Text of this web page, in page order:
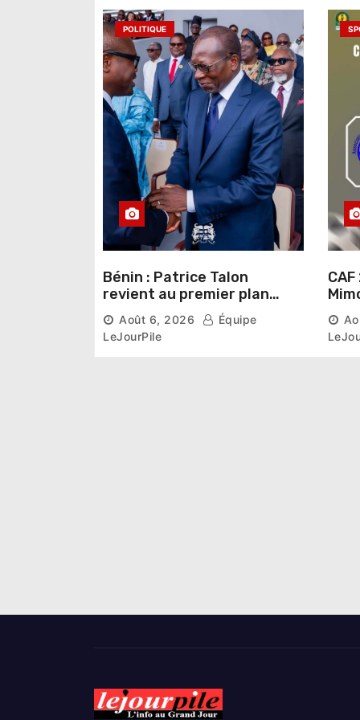
’
a
r
t
c
e
POLITIQUE
Bénin : Patrice Talon
revient au premier plan
institutionnel comme
premier président du Sénat
Août 6, 2026
Équipe
LeJourPile
la